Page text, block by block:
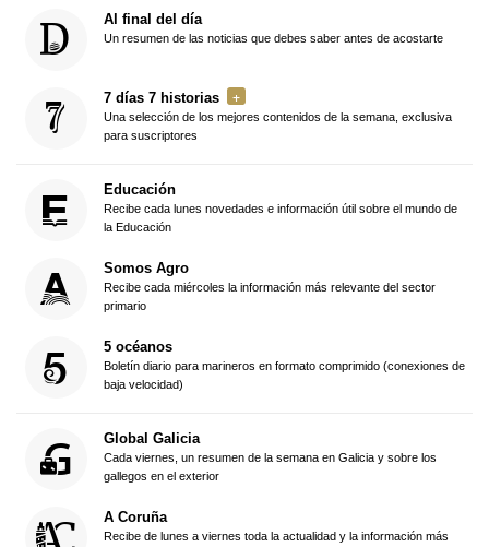
Al final del día
Un resumen de las noticias que debes saber antes de acostarte
7 días 7 historias
Una selección de los mejores contenidos de la semana, exclusiva
para suscriptores
Educación
Recibe cada lunes novedades e información útil sobre el mundo de
la Educación
Somos Agro
Recibe cada miércoles la información más relevante del sector
primario
5 océanos
Boletín diario para marineros en formato comprimido (conexiones de
baja velocidad)
Global Galicia
Cada viernes, un resumen de la semana en Galicia y sobre los
gallegos en el exterior
A Coruña
Recibe de lunes a viernes toda la actualidad y la información más